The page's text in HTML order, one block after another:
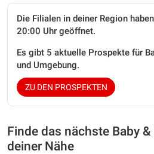
Die Filialen in deiner Region
20:00 Uhr geöffnet.
Es gibt 5 aktuelle Prospekte für
und Umgebung.
ZU DEN PROSPEKTEN
Finde das nächste Baby
deiner Nähe